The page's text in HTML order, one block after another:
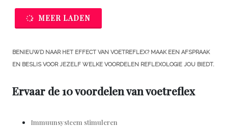
MEER LADEN
BENIEUWD NAAR HET EFFECT VAN VOETREFLEX? MAAK EEN AFSPRAAK
EN BESLIS VOOR JEZELF WELKE VOORDELEN REFLEXOLOGIE JOU BIEDT.
Ervaar de 10 voordelen van voetreflex
Immuunsysteem stimuleren